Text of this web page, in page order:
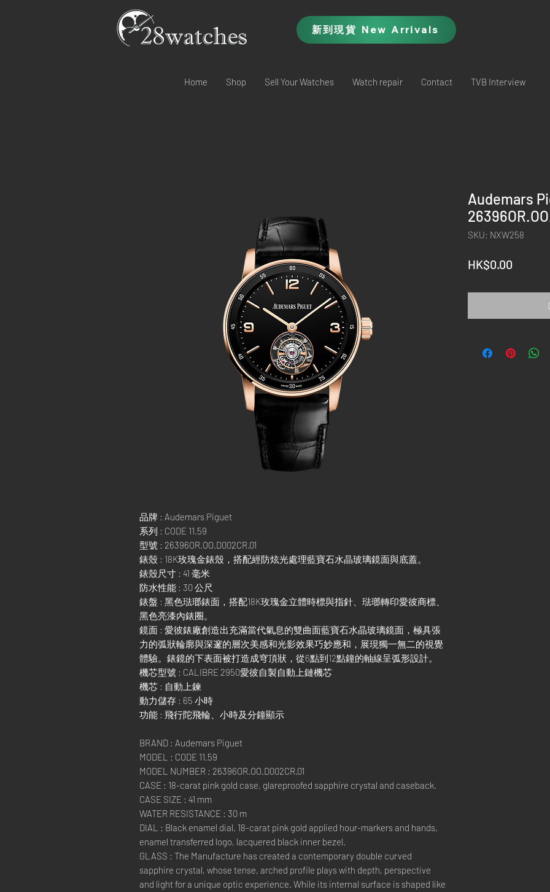
新到現貨 New Arrivals
Home Shop Sell Your Watches Watch repair Contact TVB Interview
品牌 : Audemars Piguet
系列 : CODE 11.59
型號 : 26396OR.OO.D002CR.01
錶殼 : 18K玫瑰金錶殼，搭配經防炫光處理藍寶石水晶玻璃鏡面與底蓋。
錶殼尺寸 : 41 毫米
防水性能 : 30 公尺
錶盤 : 黑色琺瑯錶面，搭配18K玫瑰金立體時標與指針、琺瑯轉印愛彼商標、
黑色亮漆內錶圈。
鏡面 : 愛彼錶廠創造出充滿當代氣息的雙曲面藍寶石水晶玻璃鏡面，極具張
力的弧狀輪廓與深邃的層次美感和光影效果巧妙應和，展現獨一無二的視覺
體驗。錶鏡的下表面被打造成穹頂狀，從6點到12點鐘的軸線呈弧形設計。
機芯型號 : CALIBRE 2950愛彼自製自動上鏈機芯
機芯 : 自動上鍊
動力儲存 : 65 小時
功能 : 飛行陀飛輪、小時及分鐘顯示
BRAND : Audemars Piguet
MODEL : CODE 11.59
MODEL NUMBER : 26396OR.OO.D002CR.01
CASE : 18-carat pink gold case, glareproofed sapphire crystal and caseback.
CASE SIZE : 41 mm
WATER RESISTANCE : 30 m
DIAL : Black enamel dial, 18-carat pink gold applied hour-markers and hands,
enamel transferred logo, lacquered black inner bezel.
GLASS : The Manufacture has created a contemporary double curved
sapphire crystal, whose tense, arched profile plays with depth, perspective
and light for a unique optic experience. While its internal surface is shaped like
Audemars
SKU: NXW258
HK$0.00